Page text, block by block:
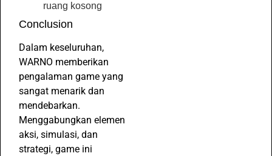
ruang kosong
Conclusion
Dalam keseluruhan,
WARNO memberikan
pengalaman game yang
sangat menarik dan
mendebarkan.
Menggabungkan elemen
aksi, simulasi, dan
strategi, game ini